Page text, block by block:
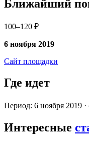
Ближайший
100–120 ₽
6 ноября 2019
Сайт площадки
Где идет
Период: 6 ноября 2019 ·
Интересные